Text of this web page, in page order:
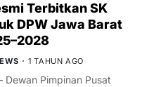
Terbitkan SK
DPW Jawa Barat
1 TAHUN AGO
Dewan Pimpinan Pusat